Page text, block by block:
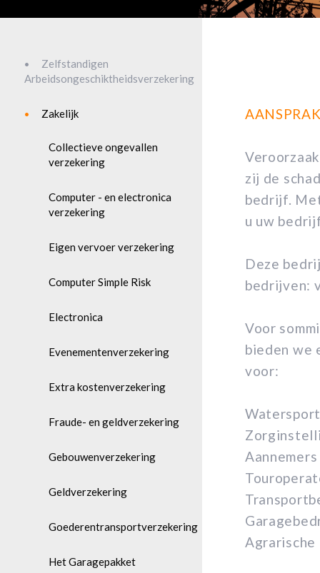
Zelfstandigen
Arbeidsongeschiktheidsverzekering
Zakelijk
Collectieve ongevallen
verzekering
Computer - en electronica
verzekering
Eigen vervoer verzekering
Computer Simple Risk
Electronica
Evenementenverzekering
Extra kostenverzekering
Fraude- en geldverzekering
Gebouwenverzekering
Geldverzekering
Goederentransportverzekering
Het Garagepakket
zij de
bedrijf.
u uw
Deze
bedrijven:
Voor
bieden we
voor:
Aannemers